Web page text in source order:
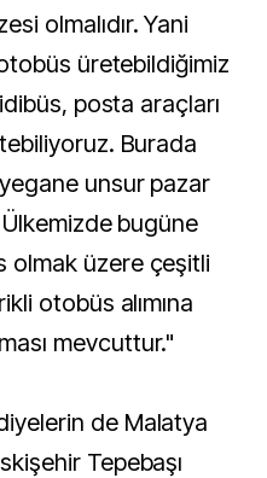
olmalıdır. Yani
üretebildiğimiz
posta araçları
Burada
unsur pazar
bugüne
olmak üzere çeşitli
otobüs alımına
mevcuttur."
de Malatya
Tepebaşı